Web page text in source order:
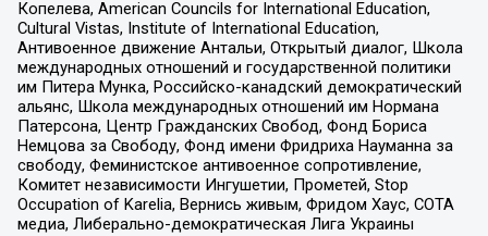
Копелева, American Councils for International Education,
Cultural Vistas, Institute of International Education,
Антивоенное движение Антальи, Открытый диалог, Школа
международных отношений и государственной политики
им Питера Мунка, Российско-канадский демократический
альянс, Школа международных отношений им Нормана
Патерсона, Центр Гражданских Свобод, Фонд Бориса
Немцова за Свободу, Фонд имени Фридриха Науманна за
свободу, Феминистское антивоенное сопротивление,
Комитет независимости Ингушетии, Прометей, Stop
Occupation of Karelia, Вернись живым, Фридом Хаус, СОТА
медиа, Либерально-демократическая Лига Украины